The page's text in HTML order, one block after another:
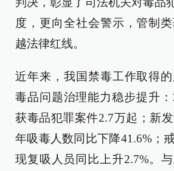
度，更向全社会警示，管制
越法律红线。
近年来，我国禁毒工作取得的
毒品问题治理能力稳步提升
获毒品犯罪案件2.7万起；新
年吸毒人数同比下降41.6%；
现复吸人员同比上升2.7%。